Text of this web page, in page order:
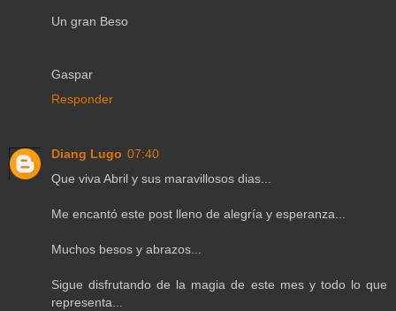
Un gran Beso
Gaspar
Responder
Diang Lugo 07:40
Que viva Abril y sus maravillosos dias...
Me encantó este post lleno de alegría y esperanza...
Muchos besos y abrazos...
Sigue disfrutando de la magia de este mes y todo lo que
representa...